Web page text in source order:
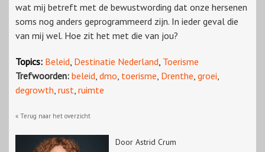
wat mij betreft met de bewustwording dat onze hersenen
soms nog anders geprogrammeerd zijn. In ieder geval die
van mij wel. Hoe zit het met die van jou?
Topics: Beleid, Destinatie Nederland, Toerisme
Trefwoorden: beleid, dmo, toerisme, Drenthe, groei,
degrowth, rust, ruimte
« Terug naar het overzicht
Door Astrid Crum